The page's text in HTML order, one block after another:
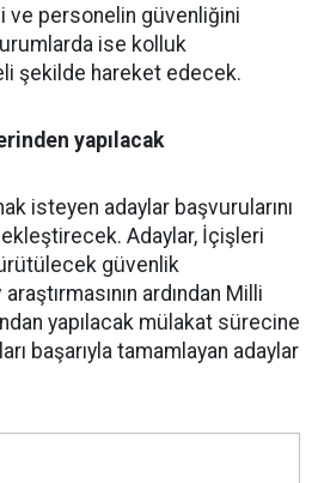
ve personelin güvenliğini
ise kolluk
şekilde hareket edecek.
yapılacak
isteyen adaylar başvurularını
Adaylar, İçişleri
güvenlik
ardından Milli
yapılacak mülakat sürecine
başarıyla tamamlayan adaylar